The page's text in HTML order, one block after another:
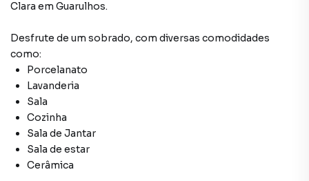
Clara em Guarulhos.
Desfrute de um sobrado, com diversas comodidades
como:
Porcelanato
Lavanderia
Sala
Cozinha
Sala de Jantar
Sala de estar
Cerâmica